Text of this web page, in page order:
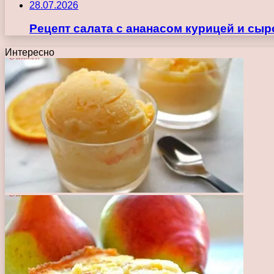
28.07.2026
Рецепт салата с ананасом курицей и
Интересно